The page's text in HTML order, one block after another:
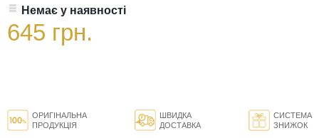
Немає у наявності
645 грн.
ОРИГІНАЛЬНА
ПРОДУКЦІЯ
ШВИДКА
ДОСТАВКА
СИСТЕМА
ЗНИЖОК